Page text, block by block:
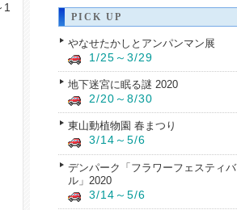
PICK UP
やなせたかしとアンパンマン展
1/25～3/29
地下迷宮に眠る謎 2020
2/20～8/30
東山動植物園 春まつり
3/14～5/6
デンパーク「フラワーフェスティバ
ル」2020
3/14～5/6